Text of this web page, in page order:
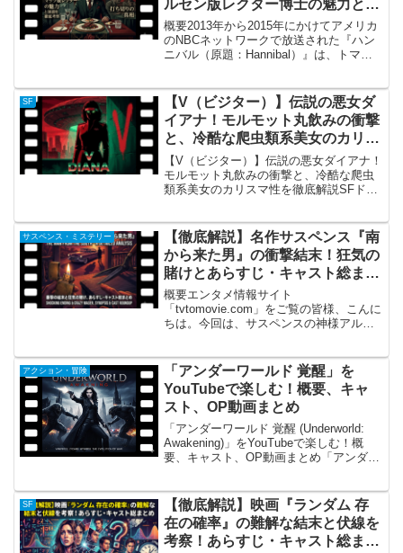
ルセン版レクター博士の魅力と打
ち切りの真相を徹底考察！
概要2013年から2015年にかけてアメリカ
のNBCネットワークで放送された『ハン
ニバル（原題：Hannibal）』は、トマ
ブライアン・フラーが現代的な視点と圧
倒的な映像...
SF
【V（ビジター）】伝説の悪女ダ
イアナ！モルモット丸飲みの衝撃
と、冷酷な爬虫類系美女のカリス
マ性を徹底解説
【V（ビジター）】伝説の悪女ダイアナ！
モルモット丸飲みの衝撃と、冷酷な爬虫
類系美女のカリスマ性を徹底解説SFドラ
でも「トカゲ男」の衝撃で社会現象とな
ったSFドラ...
サスペンス・ミステリー
【徹底解説】名作サスペンス『南
から来た男』の衝撃結末！狂気の
賭けとあらすじ・キャスト総まと
め
概要エンタメ情報サイト
「tvtomovie.com」をご覧の皆様、こんに
ちは。今回は、サスペンスの神様アルフ
中から、ひときわ異彩を放つ名作『南か
ら来た男』を徹底解説しま...
アクション・冒険
「アンダーワールド 覚醒」を
YouTubeで楽しむ！概要、キャ
スト、OP動画まとめ
「アンダーワールド 覚醒 (Underworld:
Awakening)」をYouTubeで楽しむ！概
要、キャスト、OP動画まとめ「アンダー
Awak...
SF
【徹底解説】映画『ランダム 存
在の確率』の難解な結末と伏線を
考察！あらすじ・キャスト総まと